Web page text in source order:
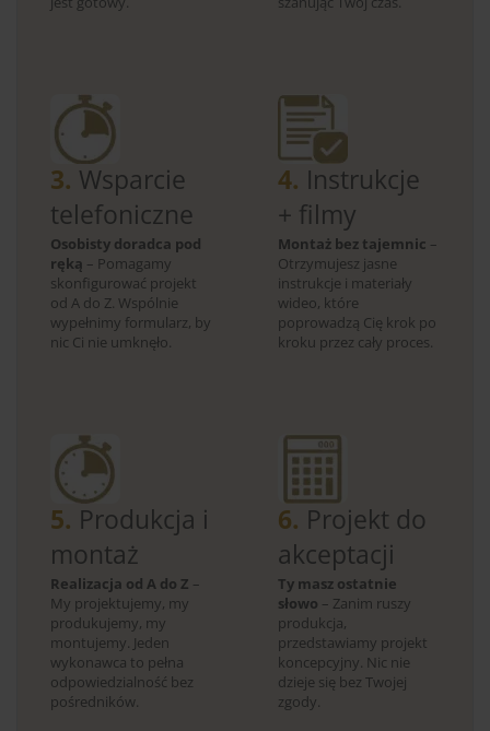
3. Wsparcie
telefoniczne
Osobisty doradca pod
ręką – Pomagamy
skonfigurować projekt
od A do Z. Wspólnie
wypełnimy formularz, by
nic Ci nie umknęło.
4. Instrukcje
+ filmy
Montaż bez tajemnic –
Otrzymujesz jasne
instrukcje i materiały
wideo, które
poprowadzą Cię krok po
kroku przez cały proces.
5. Produkcja i
montaż
Realizacja od A do Z –
My projektujemy, my
produkujemy, my
montujemy. Jeden
wykonawca to pełna
odpowiedzialność bez
pośredników.
6. Projekt do
akceptacji
Ty masz ostatnie
słowo – Zanim ruszy
produkcja,
przedstawiamy projekt
koncepcyjny. Nic nie
dzieje się bez Twojej
zgody.